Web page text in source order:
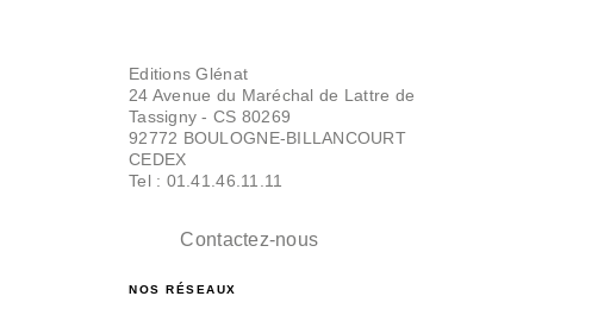
Editions Glénat
24 Avenue du Maréchal de Lattre de
Tassigny - CS 80269
92772 BOULOGNE-BILLANCOURT
CEDEX
Tel : 01.41.46.11.11
Contactez-nous
NOS RÉSEAUX